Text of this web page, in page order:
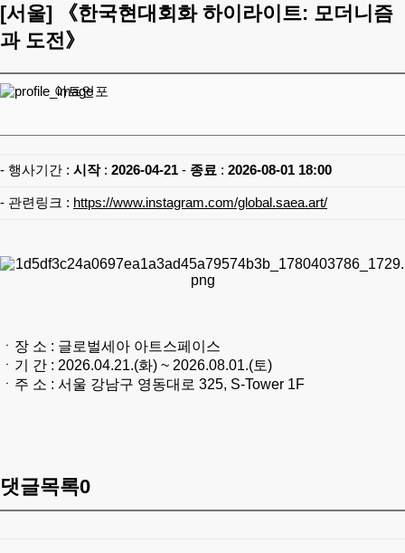
[서울]
《한국현대회화 하이라이트: 모더니즘
과 도전》
아트인포
- 행사기간 : 시작: 2026-04-21 - 종료 : 2026-08-01 18:00
- 관련링크 : https://www.instagram.com/global.saea.art/
ㆍ 장 소 : 글로벌세아 아트스페이스
ㆍ 기 간 : 2026.04.21.(화) ~ 2026.08.01.(토)
ㆍ 주 소 : 서울 강남구 영동대로 325, S-Tower 1F
댓글목록0